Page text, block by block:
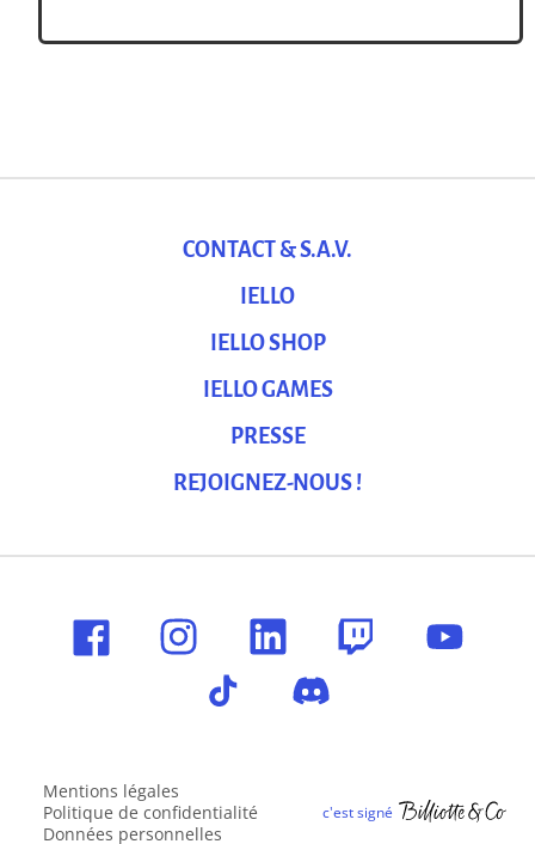
CONTACT & S.A.V.
IELLO
IELLO SHOP
IELLO GAMES
PRESSE
REJOIGNEZ-NOUS !
Mentions légales
Politique de confidentialité
Données personnelles